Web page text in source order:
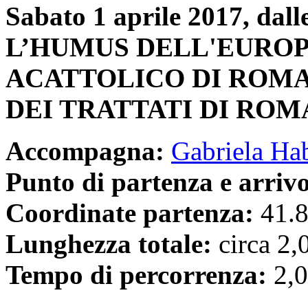
Sabato 1 aprile 2017,
L’HUMUS
ACATTOLICO DI
DEI TRATTATI DI
Accompagna: Gabriela
Punto di partenza e
Coordinate partenza:
Lunghezza totale: circa
Tempo di percorrenza: